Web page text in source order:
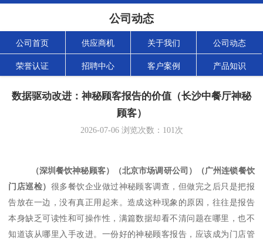
公司动态
公司首页 供应商机 关于我们 公司动态
荣誉认证 招聘中心 客户案例 产品知识
数据驱动改进：神秘顾客报告的价值（长沙中餐厅神秘
顾客）
2026-07-06浏览次数： 101次
（深圳餐饮神秘顾客）（北京市场调研公司）（广州连锁餐饮
门店巡检） 很多餐饮企业做过神秘顾客调查，但做完之后只是把报
告放在一边，没有真正用起来。造成这种现象的原因，往往是报告
本身缺乏可读性和可操作性，满篇数据却看不清问题在哪里，也不
知道该从哪里入手改进。一份好的神秘顾客报告，应该成为门店管